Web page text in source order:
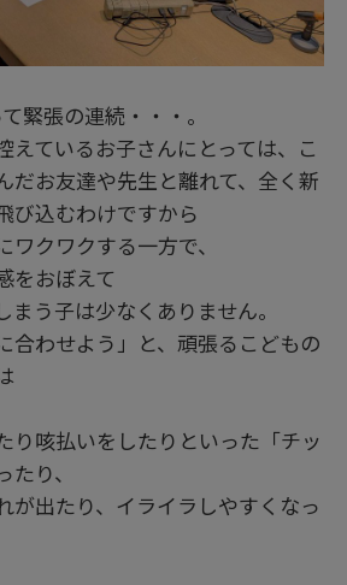
緊張の連続・・・。
えているお子さんにとっては、こ
だお友達や先生と離れて、全く新
び込むわけですから
クワクする一方で、
をおぼえて
まう子は少なくありません。
合わせよう」と、頑張るこどもの
り咳払いをしたりといった「チッ
り、
が出たり、イライラしやすくなっ